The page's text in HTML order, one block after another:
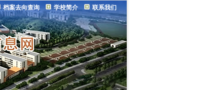
档案去向查询 学校简介 联系我们